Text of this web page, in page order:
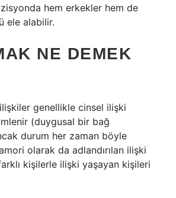
hem erkekler hem de
ele alabilir.
NE DEMEK
genellikle cinsel ilişki
(duygusal bir bağ
durum her zaman böyle
olarak da adlandırılan ilişki
kişilerle ilişki yaşayan kişileri